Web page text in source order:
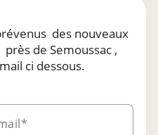
des nouveaux
près de Semoussac ,
ci dessous.